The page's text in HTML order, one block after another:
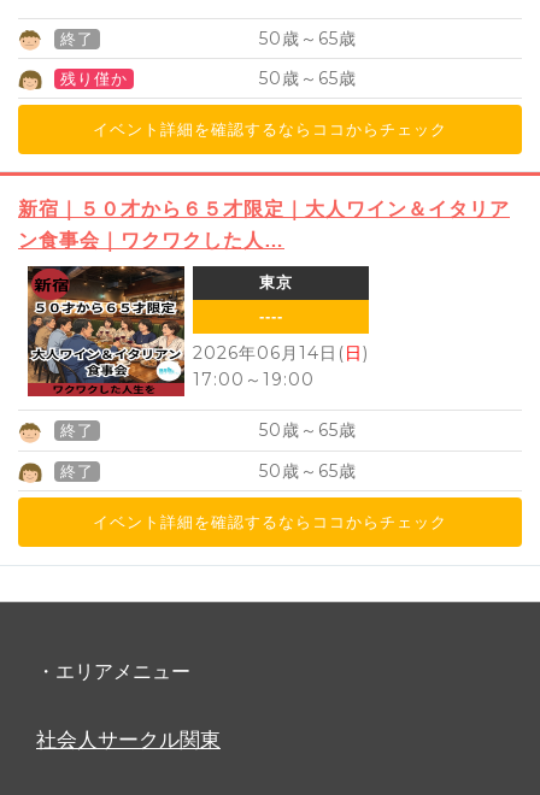
終了 50歳～ 65歳
残り僅か 50歳～ 65歳
イベント詳細を確認するならココからチェック
新宿｜５０才から６５才限定｜大人ワイン＆イタリア
ン食事会｜ワクワクした人…
東京
----
2026年06月14日(日)
17:00 ～ 19:00
終了 50歳～ 65歳
終了 50歳～ 65歳
イベント詳細を確認するならココからチェック
・エリアメニュー
社会人サークル関東